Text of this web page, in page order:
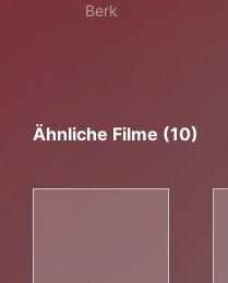
Berk
Ähnliche Filme (10)